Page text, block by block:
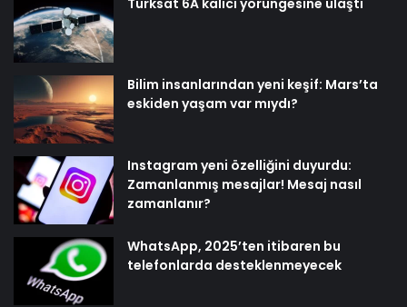
Türksat 6A kalıcı yörüngesine ulaştı
Bilim insanlarından yeni keşif: Mars’ta
eskiden yaşam var mıydı?
Instagram yeni özelliğini duyurdu:
Zamanlanmış mesajlar! Mesaj nasıl
zamanlanır?
WhatsApp, 2025’ten itibaren bu
telefonlarda desteklenmeyecek